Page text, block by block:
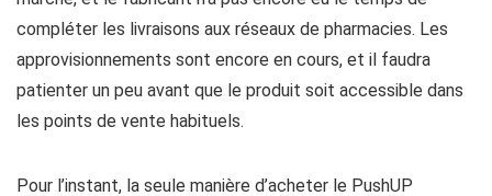
compléter les livraisons aux réseaux de pharmacies. Les
approvisionnements sont encore en cours, et il faudra
patienter un peu avant que le produit soit accessible dans
les points de vente habituels.
Pour l’instant, la seule manière d’acheter le PushUP